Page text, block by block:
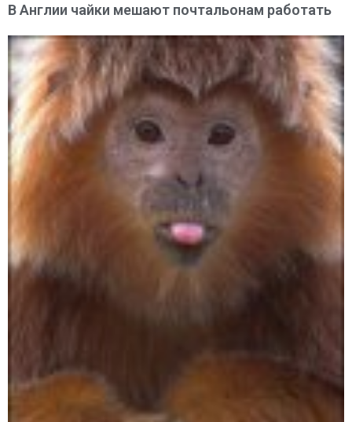
В Англии чайки мешают почтальонам работать